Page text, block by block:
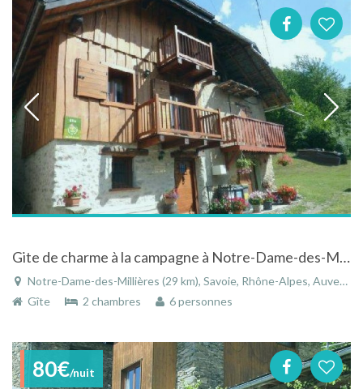
Gite de charme à la campagne à Notre-Dame-des-Millières en Savoie dans les Alpes
Notre-Dame-des-Millières (29 km), Savoie, Rhône-Alpes, Auvergne-Rhône-Alpes, France
Gîte
2 chambres 6 personnes
80€/nuit